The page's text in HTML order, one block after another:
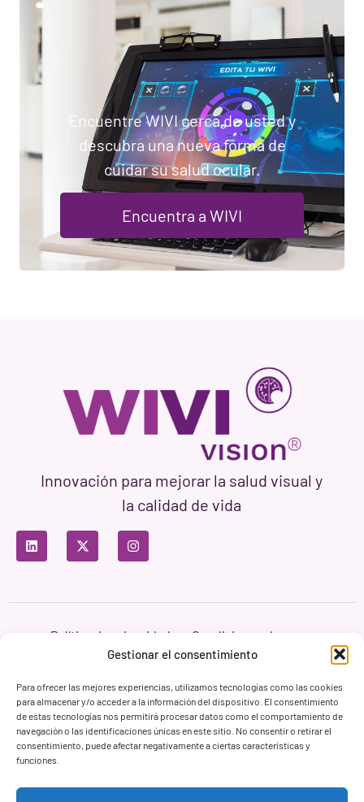
Gestionar el consentimiento
Para ofrecer las mejores experiencias, utilizamos tecnologías como las cookies
para almacenar y/o acceder a la información del dispositivo. El consentimiento
de estas tecnologías nos permitirá procesar datos como el comportamiento de
navegación o las identificaciones únicas en este sitio. No consentir o retirar el
consentimiento, puede afectar negativamente a ciertas características y
funciones.
Encuentre WIVI cerca de usted y
descubra una nueva forma de
cuidar su salud ocular.
Encuentra a WIVI
Innovación para mejorar la salud visual y
la calidad de vida
Política de privacidad
Condiciones de uso
Política de cookies